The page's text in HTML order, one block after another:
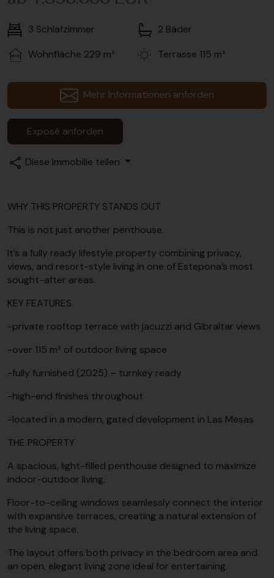
3 Schlafzimmer 2 Bäder
Wohnfläche 229 m² Terrasse 115 m²
Mehr Informationen anforden
Exposé anforden
Diese Immobilie teilen
WHY THIS PROPERTY STANDS OUT
This is not just another penthouse.
It’s a fully ready lifestyle property combining privacy,
views, and resort-style living in one of Estepona’s most
sought-after areas.
KEY FEATURES
-private rooftop terrace with jacuzzi and Gibraltar views
-over 115 m² of outdoor living space
-fully furnished (2025) – turnkey ready
-high-end finishes throughout
-located in a modern, gated development in Las Mesas
THE PROPERTY
A spacious, light-filled penthouse designed to maximize
indoor-outdoor living.
Floor-to-ceiling windows seamlessly connect the interior
with expansive terraces, creating a natural extension of
the living space.
The layout offers both privacy in the bedroom area and
an open, elegant living zone ideal for entertaining.